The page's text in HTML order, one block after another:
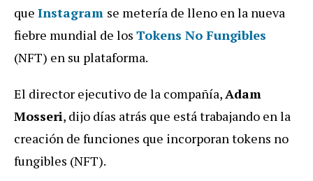
que Instagram se metería de lleno en la nueva
fiebre mundial de los Tokens No Fungibles
(NFT) en su plataforma.
El director ejecutivo de la compañía,Adam
Mosseri, dijo días atrás que está trabajando en la
creación de funciones que incorporan tokens no
fungibles (NFT).